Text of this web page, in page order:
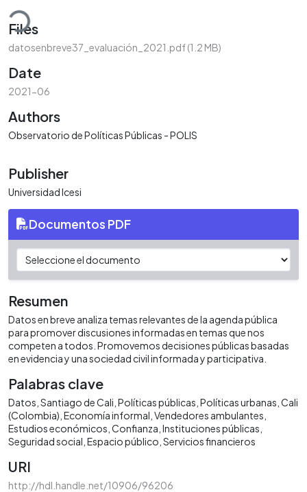
Files
datosenbreve37_evaluación_2021.pdf(1.2 MB)
Date
2021-06
Authors
Observatorio de Políticas Públicas - POLIS
Publisher
Universidad Icesi
Documentos PDF
Resumen
Datos en breve analiza temas relevantes de la agenda pública
para promover discusiones informadas en temas que nos
competen a todos. Promovemos decisiones públicas basadas
en evidencia y una sociedad civil informada y participativa.
Palabras clave
Datos Santiago de Cali Políticas públicas Políticas urbanas Cali
(Colombia) Economía informal Vendedores ambulantes
Estudios económicos Confianza Instituciones públicas
Seguridad social Espacio público Servicios financieros
URI
http://hdl.handle.net/10906/96206